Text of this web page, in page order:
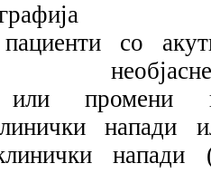
со
или промени
напади
напади